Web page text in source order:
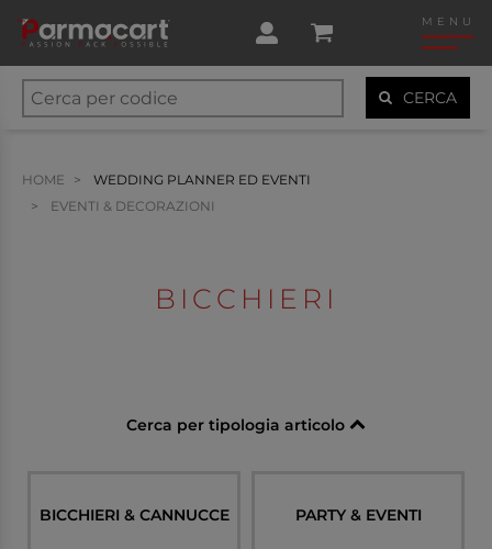
MENU
CERCA
HOME
WEDDING PLANNER ED EVENTI
EVENTI & DECORAZIONI
BICCHIERI
Cerca per tipologia articolo
BICCHIERI & CANNUCCE PARTY & EVENTI